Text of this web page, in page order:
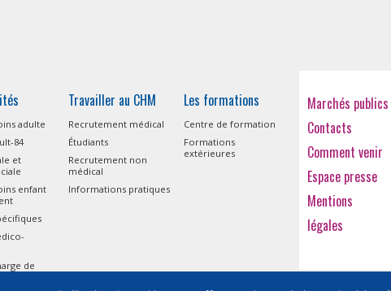
adulte
84
et
enfant
de
Travailler au CHM
Recrutement médical
Étudiants
Recrutement non
médical
Informations pratiques
Les formations
Centre de formation
Formations
extérieures
Marchés publics
Contacts
Comment venir
Espace presse
Mentions
légales